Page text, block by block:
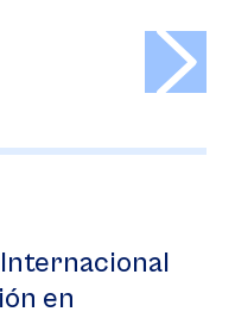
en